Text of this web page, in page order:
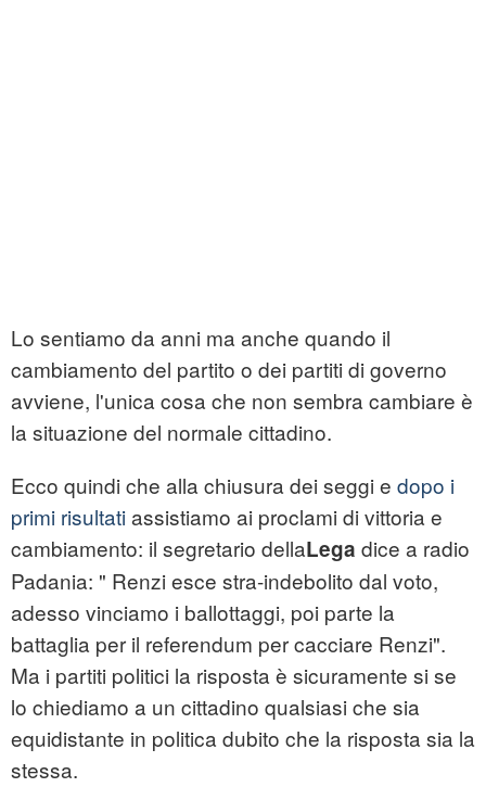
Lo sentiamo da anni ma anche quando il
cambiamento del partito o dei partiti di governo
avviene, l'unica cosa che non sembra cambiare è
la situazione del normale cittadino.
Ecco quindi che alla chiusura dei seggi e dopo i
primi risultatiassistiamo ai proclami di vittoria e
cambiamento: il segretario dellaLega dice a radio
Padania: " Renzi esce stra-indebolito dal voto,
adesso vinciamo i ballottaggi, poi parte la
battaglia per il referendum per cacciare Renzi".
Ma i partiti politici la risposta è sicuramente si se
lo chiediamo a un cittadino qualsiasi che sia
equidistante in politica dubito che la risposta sia la
stessa.